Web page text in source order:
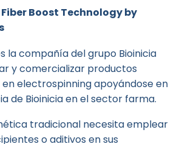
Boost Technology by
la compañía del grupo Bioinicia
y comercializar productos
electrospinning apoyándose en
de Bioinicia en el sector farma.
tradicional necesita emplear
o aditivos en sus